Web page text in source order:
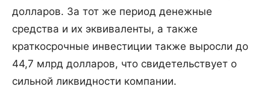
долларов. За тот же период денежные
средства и их эквиваленты, а также
краткосрочные инвестиции также выросли до
44,7 млрд долларов, что свидетельствует о
сильной ликвидности компании.